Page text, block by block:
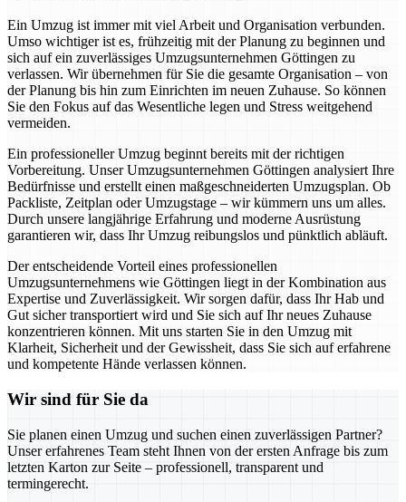
Ein Umzug ist immer mit viel Arbeit und Organisation verbunden.
Umso wichtiger ist es, frühzeitig mit der Planung zu beginnen und
sich auf ein zuverlässiges Umzugsunternehmen Göttingen zu
verlassen. Wir übernehmen für Sie die gesamte Organisation – von
der Planung bis hin zum Einrichten im neuen Zuhause. So können
Sie den Fokus auf das Wesentliche legen und Stress weitgehend
vermeiden.
Ein professioneller Umzug beginnt bereits mit der richtigen
Vorbereitung. Unser Umzugsunternehmen Göttingen analysiert Ihre
Bedürfnisse und erstellt einen maßgeschneiderten Umzugsplan. Ob
Packliste, Zeitplan oder Umzugstage – wir kümmern uns um alles.
Durch unsere langjährige Erfahrung und moderne Ausrüstung
garantieren wir, dass Ihr Umzug reibungslos und pünktlich abläuft.
Der entscheidende Vorteil eines professionellen
Umzugsunternehmens wie Göttingen liegt in der Kombination aus
Expertise und Zuverlässigkeit. Wir sorgen dafür, dass Ihr Hab und
Gut sicher transportiert wird und Sie sich auf Ihr neues Zuhause
konzentrieren können. Mit uns starten Sie in den Umzug mit
Klarheit, Sicherheit und der Gewissheit, dass Sie sich auf erfahrene
und kompetente Hände verlassen können.
Wir sind für Sie da
Sie planen einen Umzug und suchen einen zuverlässigen Partner?
Unser erfahrenes Team steht Ihnen von der ersten Anfrage bis zum
letzten Karton zur Seite – professionell, transparent und
termingerecht.